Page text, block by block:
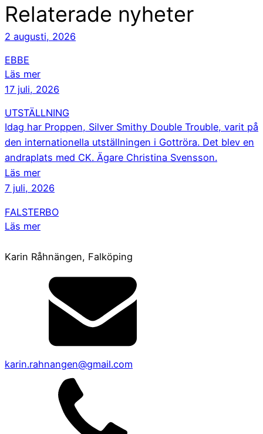
Relaterade nyheter
2 augusti, 2026
EBBE
Läs mer
17 juli, 2026
UTSTÄLLNING
Idag har Proppen, Silver Smithy Double Trouble, varit på
den internationella utställningen i Gottröra. Det blev en
andraplats med CK. Ägare Christina Svensson.
Läs mer
7 juli, 2026
FALSTERBO
Läs mer
Karin Råhnängen, Falköping
karin.rahnangen@gmail.com